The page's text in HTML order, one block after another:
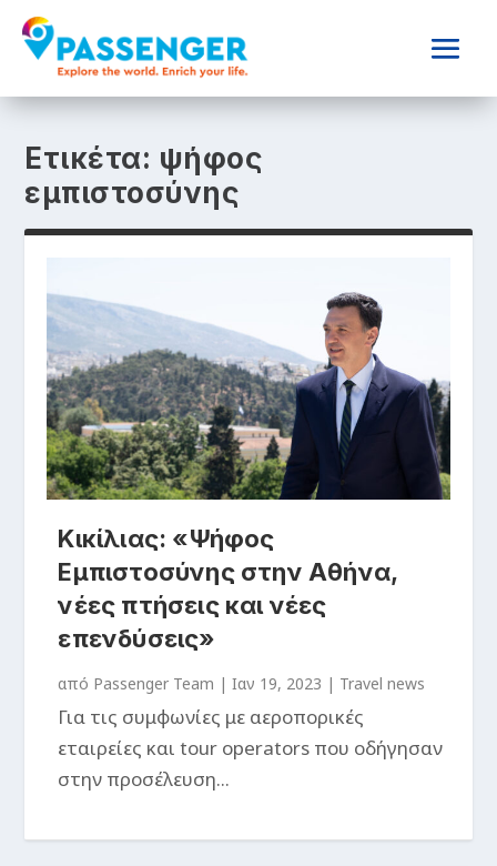
Ετικέτα: ψήφος
εμπιστοσύνης
Κικίλιας: «Ψήφος
Εμπιστοσύνης στην Αθήνα,
νέες πτήσεις και νέες
επενδύσεις»
από Passenger Team |Ιαν 19, 2023 | Travel news
Για τις συμφωνίες με αεροπορικές
εταιρείες και tour operators που οδήγησαν
στην προσέλευση...